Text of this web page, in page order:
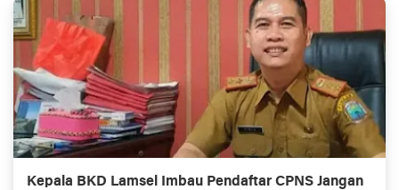
Kepala BKD Lamsel Imbau Pendaftar CPNS Jangan